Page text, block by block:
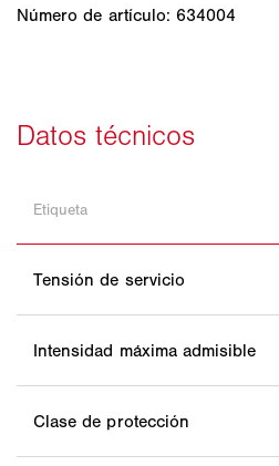
Número de artículo: 634004
Etiqueta
Tensión de servicio
Intensidad máxima admisible
Clase de protección